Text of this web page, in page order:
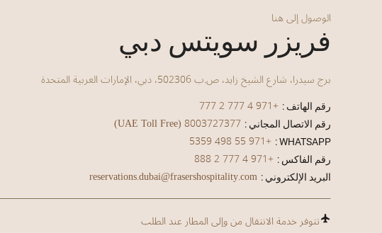
الوصول إلى هنا
فريزر سويتس دبي
برج سيدرا، شارع الشيخ زايد، ص.ب 502306، دبي، الإمارات العربية المتحدة
رقم الهاتف : +971 4 777 2 777
رقم الاتصال المجاني : 8003727377 (UAE Toll Free)
WHATSAPP :
+971 55 498 5359
رقم الفاكس : +971 4 777 2 888
البريد الإلكتروني : reservations.dubai@frasershospitality.com
تتوفر خدمة الانتقال من وإلى المطار عند الطلب